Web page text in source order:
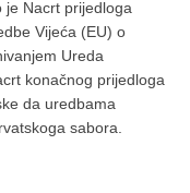
je Nacrt prijedloga
Vijeća (EU) o
Ureda
konačnog prijedloga
da uredbama
sabora.